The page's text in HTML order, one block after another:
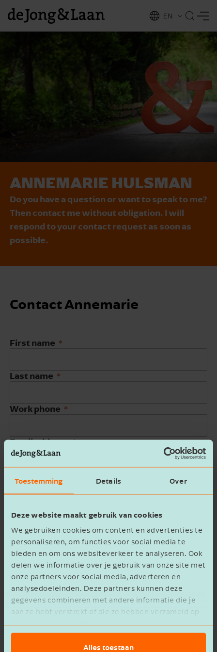
Toestemming Details Over
Deze website maakt gebruik van cookies
We gebruiken cookies om content en advertenties te
personaliseren, om functies voor social media te
bieden en om ons websiteverkeer te analyseren. Ook
delen we informatie over je gebruik van onze site met
onze partners voor social media, adverteren en
analysedoeleinden. Deze partners kunnen deze
gegevens combineren met andere informatie die je
aan ze hebt verstrekt of die ze hebben verzameld op
basis van het gebruik van hun services.
Alles toestaan
EN
NL
ANNEMARIE HULSMAN
Do you have a question or want to speak to me?
Then contact me without obligation. I will
respond to your contact request as soon as
possible.
Contact Annemarie
First name
Last name
Work phone
Email address
I agree to theprivacy statement
Verzenden